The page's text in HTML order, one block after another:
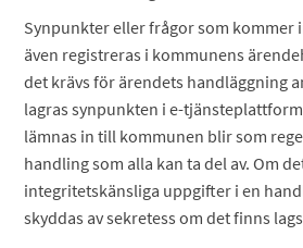
Synpunkter eller frågor som kommer
även registreras i kommunens
det krävs för ärendets handläggning
lagras synpunkten i e-
lämnas in till kommunen blir som
handling som alla kan ta del av. Om
integritetskänsliga uppgifter i en
skyddas av sekretess om det finns